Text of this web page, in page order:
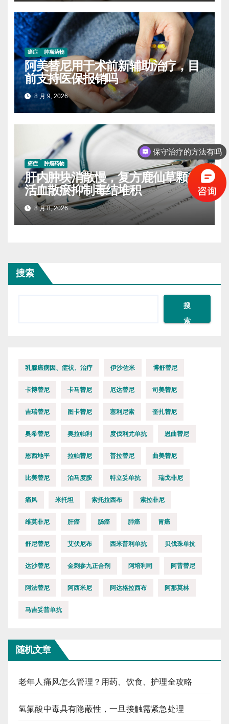
癌症 肿瘤药物
阿美替尼用于术前新辅助治疗，目
前支持医保报销吗
8 月 9, 2026
癌症 肿瘤药物
肝内肿块消散慢，复方鹿仙草颗粒
活血散瘀抑制毒结堆积
8 月 8, 2026
搜索
搜
索
乳腺癌病因、症状、治疗 伊沙佐米 博舒替尼
卡博替尼 卡马替尼 厄达替尼 司美替尼
吉瑞替尼 图卡替尼 塞利尼索 奎扎替尼
奥希替尼 奥拉帕利 度伐利尤单抗 恩曲替尼
恩西地平 拉帕替尼 普拉替尼 曲美替尼
比美替尼 泊马度胺 特立妥单抗 瑞戈非尼
痛风 米托坦 索托拉西布 索拉非尼
维莫非尼 肝癌 肠癌 肺癌 胃癌
舒尼替尼 艾伏尼布 西米普利单抗 贝伐珠单抗
达沙替尼 金刺参九正合剂 阿培利司 阿昔替尼
阿法替尼 阿西米尼 阿达格拉西布 阿那莫林
马吉妥昔单抗
随机文章
老年人痛风怎么管理？用药、饮食、护理全攻略
氢氟酸中毒具有隐蔽性，一旦接触需紧急处理
保守治疗的方法有吗